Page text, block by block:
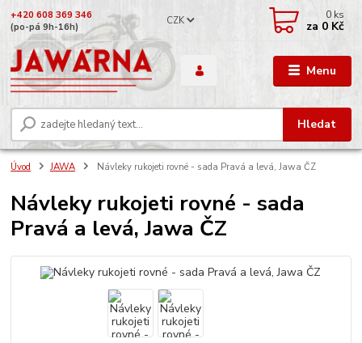
Menu
CZK
Hledat
+420 608 369 346
(po-pá 9h-16h)
0 ks
za 0 Kč
Úvod JAWA Návleky rukojeti rovné - sada Pravá a levá, Jawa ČZ
Návleky rukojeti rovné - sada
Pravá a levá, Jawa ČZ